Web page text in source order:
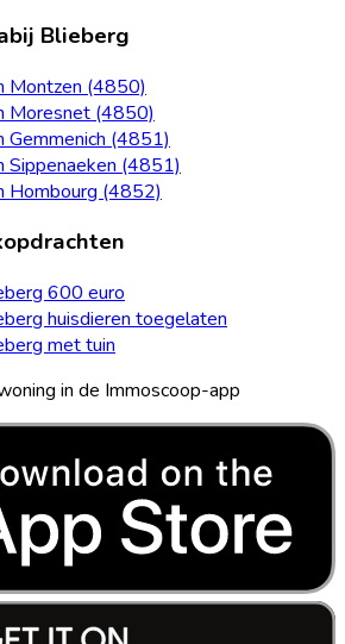
Blieberg
Montzen (4850)
Moresnet (4850)
Gemmenich (4851)
Sippenaeken (4851)
Hombourg (4852)
600 euro
huisdieren toegelaten
met tuin
in de Immoscoop-app